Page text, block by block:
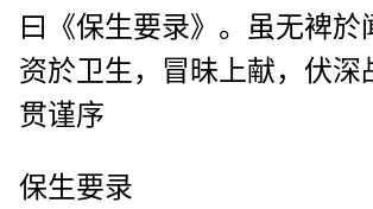
曰《保生要录》。虽无裨於
资於卫生，冒昧上献，伏深
贯谨序
保生要录